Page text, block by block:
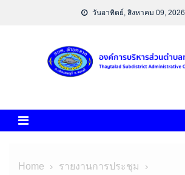
วันอาทิตย์, สิงหาคม 09, 2026
Home
รายงานการประชุม